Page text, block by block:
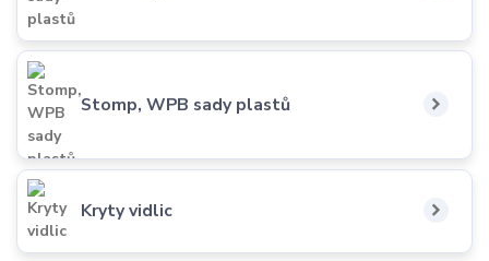
Stomp, WPB sady plastů
Kryty vidlic